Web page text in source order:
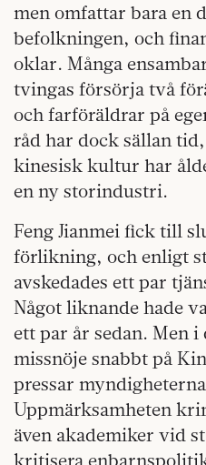
men omfattar bara en
befolkningen, och
oklar. Många
tvingas försörja två
och farföräldrar på
råd har dock sällan
kinesisk kultur har
en ny storindustri.
Feng Jianmei fick till
förlikning, och enligt
avskedades ett par
Något liknande hade
ett par år sedan. Men
missnöje snabbt på
pressar
Uppmärksamheten
även akademiker vid
kritisera